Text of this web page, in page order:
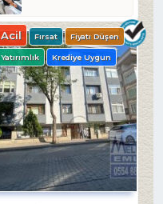
Acil Fırsat Fiyatı Düşen
Yatırımlık Krediye Uygun